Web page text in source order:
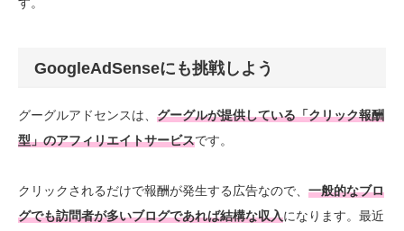
す。
GoogleAdSenseにも挑戦しよう
グーグルアドセンスは、 グーグルが提供している「クリック報酬
型」のアフィリエイトサービスです。
クリックされるだけで報酬が発生する広告なので、 一般的なブロ
グでも訪問者が多いブログであれば結構な収入になります。最近